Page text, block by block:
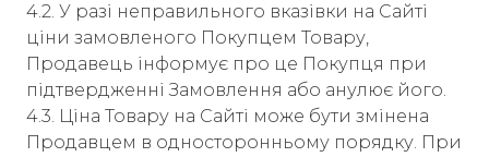
4.2. У разі неправильного вказівки на Сайті
ціни замовленого Покупцем Товару,
Продавець інформує про це Покупця при
підтвердженні Замовлення або анулює його.
4.3. Ціна Товару на Сайті може бути змінена
Продавцем в односторонньому порядку. При